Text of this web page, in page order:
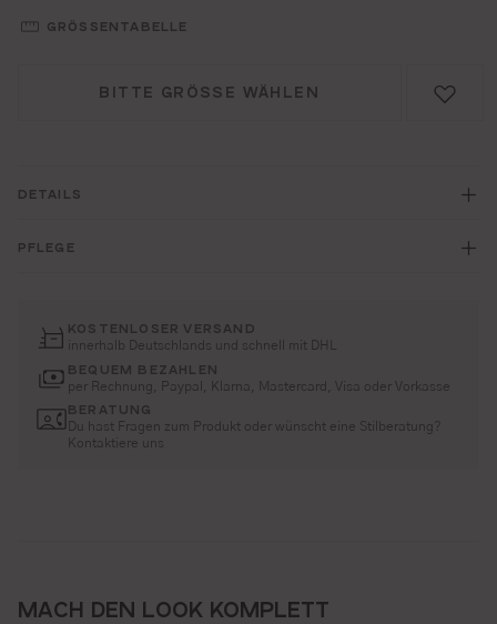
GRÖSSENTABELLE
BITTE GRÖSSE WÄHLEN
DETAILS
PFLEGE
KOSTENLOSER VERSAND
innerhalb Deutschlands und schnell mit DHL
BEQUEM BEZAHLEN
per Rechnung, Paypal, Klarna, Mastercard, Visa oder Vorkasse
BERATUNG
Du hast Fragen zum Produkt oder wünscht eine Stilberatung?
Kontaktiere uns
MACH DEN LOOK KOMPLETT